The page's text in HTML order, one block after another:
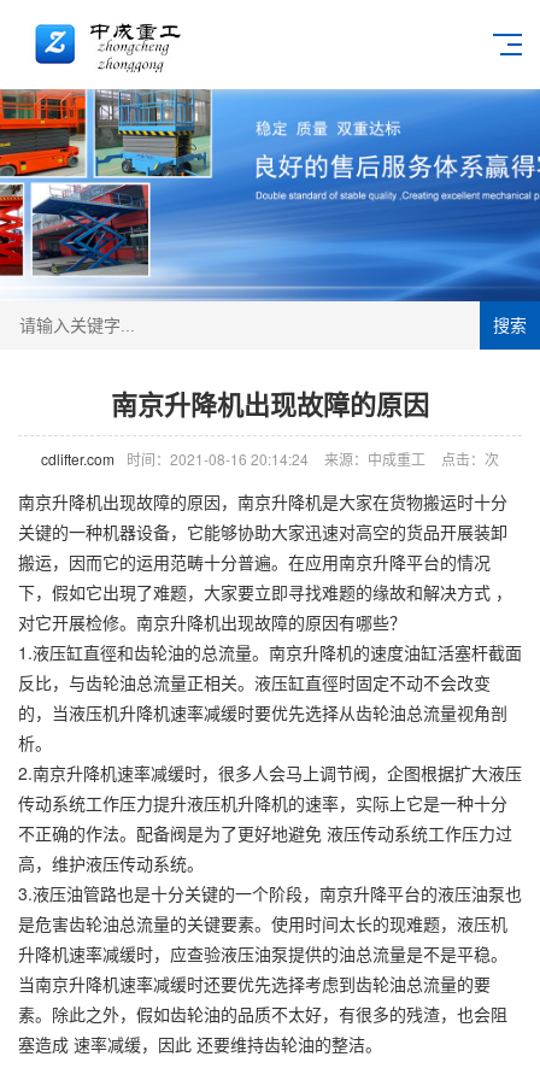
搜索
南京升降机出现故障的原因
cdlifter.com 时间：2021-08-16 20:14:24 来源：中成重工 点击： 次
南京升降机出现故障的原因，南京升降机是大家在货物搬运时十分
关键的一种机器设备，它能够协助大家迅速对高空的货品开展装卸
搬运，因而它的运用范畴十分普遍。在应用南京升降平台的情况
下，假如它出現了难题，大家要立即寻找难题的缘故和解决方式 ，
对它开展检修。南京升降机出现故障的原因有哪些？
1.液压缸直徑和齿轮油的总流量。南京升降机的速度油缸活塞杆截面
反比，与齿轮油总流量正相关。液压缸直徑时固定不动不会改变
的，当液压机升降机速率减缓时要优先选择从齿轮油总流量视角剖
析。
2.南京升降机速率减缓时，很多人会马上调节阀，企图根据扩大液压
传动系统工作压力提升液压机升降机的速率，实际上它是一种十分
不正确的作法。配备阀是为了更好地避免 液压传动系统工作压力过
高，维护液压传动系统。
3.液压油管路也是十分关键的一个阶段，南京升降平台的液压油泵也
是危害齿轮油总流量的关键要素。使用时间太长的现难题，液压机
升降机速率减缓时，应查验液压油泵提供的油总流量是不是平稳。
当南京升降机速率减缓时还要优先选择考虑到齿轮油总流量的要
素。除此之外，假如齿轮油的品质不太好，有很多的残渣，也会阻
塞造成 速率减缓，因此 还要维持齿轮油的整洁。